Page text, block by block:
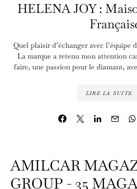
HELENA JOY :
Quel plaisir d’échanger avec l’équipe
La marque a retenu mon attention
faire, une passion pour le diamant,
LIRE LA SUITE
AMILCAR
GROUP - 35